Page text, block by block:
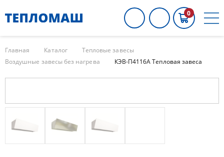
0
Главная Каталог
Тепловые завесы
Воздушные завесы без нагрева
КЭВ-П4116A Тепловая завеса